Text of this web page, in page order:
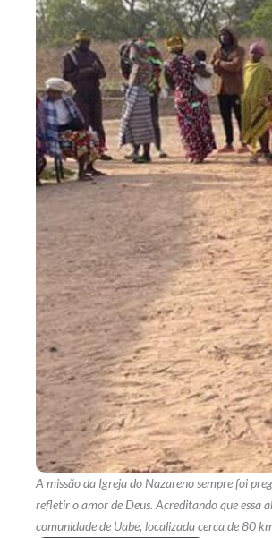
A missão da Igreja do Nazareno sempre foi
refletir o amor de Deus. Acreditando que essa
comunidade de Uabe, localizada cerca de 80